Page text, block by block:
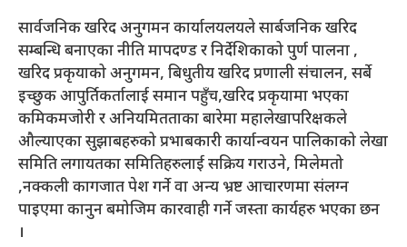
सार्वजनिक खरिद अनुगमन कार्यालयलयले सार्बजनिक खरिद
सम्बन्धि बनाएका नीति मापदण्ड र निर्देशिकाको पुर्ण पालना ,
खरिद प्रकृयाको अनुगमन, बिधुतीय खरिद प्रणाली संचालन, सर्बे
इच्छुक आपुर्तिकर्तालाई समान पहुँच,खरिद प्रकृयामा भएका
कमिकमजोरी र अनियमितताका बारेमा महालेखापरिक्षकले
औल्याएका सुझाबहरुको प्रभाबकारी कार्यान्वयन पालिकाको लेखा
समिति लगायतका समितिहरुलाई सक्रिय गराउने, मिलेमतो
,नक्कली कागजात पेश गर्ने वा अन्य भ्रष्ट आचारणमा संलग्न
पाइएमा कानुन बमोजिम कारवाही गर्ने जस्ता कार्यहरु भएका छन
।